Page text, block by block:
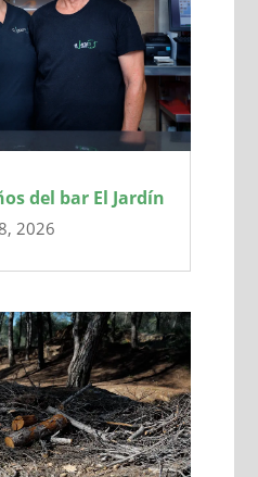
del bar El Jardín
2026